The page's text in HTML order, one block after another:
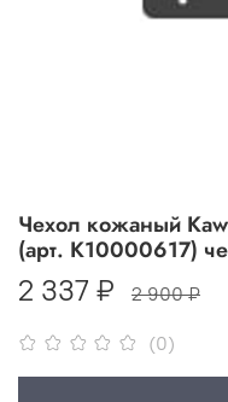
(0)
Чехол кожаный
(арт. K10000617)
2 337 ₽ 2 900 ₽